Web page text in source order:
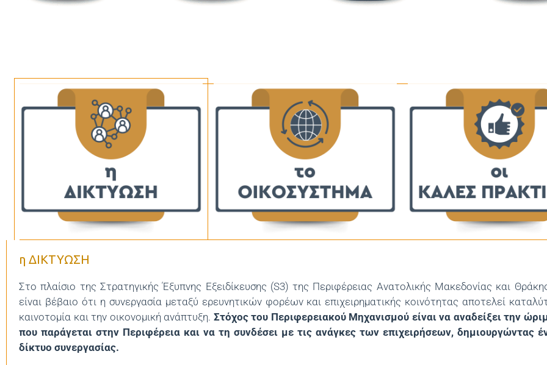
η ΔΙΚΤΥΩΣΗ
Στο πλαίσιο της Στρατηγικής Έξυπνης Εξειδίκευσης (S3) της Περιφέρειας Ανατολικής Μακεδονίας και
είναι βέβαιο ότι η συνεργασία μεταξύ ερευνητικών φορέων και επιχειρηματικής κοινότητας αποτελεί
καινοτομία και την οικονομική ανάπτυξη. Στόχος του Περιφερειακού Μηχανισμού είναι να αναδείξει την
που παράγεται στην Περιφέρεια και να τη συνδέσει με τις ανάγκες των επιχειρήσεων, δημιουργώντας
δίκτυο συνεργασίας.